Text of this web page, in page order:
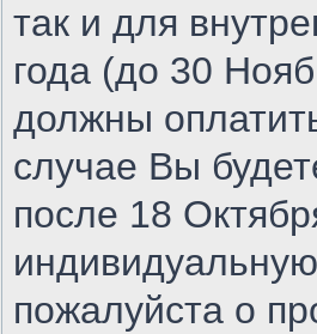
так и для
года (до 30
должны
случае Вы
после 18
пожалуйста о